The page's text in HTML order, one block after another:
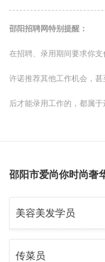
邵阳招聘网特别提醒：
在招聘、录用期间要求你
许诺推荐其他工作机会，
后才能录用工作的，都属于
邵阳市爱尚你时尚奢
美容美发学员
传菜员